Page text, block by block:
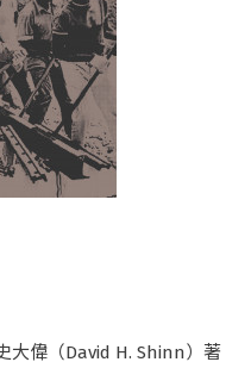
大偉（David H. Shinn）著